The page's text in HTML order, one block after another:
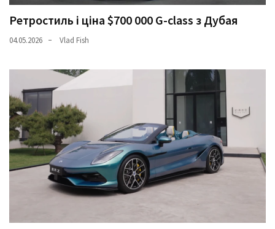
Ретростиль і ціна $700 000 G-class з Дубая
04.05.2026 Vlad Fish